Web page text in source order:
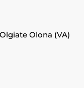
Olona (VA)